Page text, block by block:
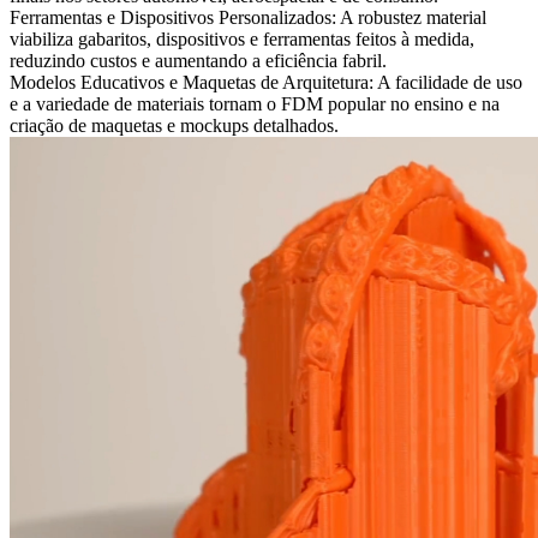
Ferramentas e Dispositivos Personalizados: A robustez material
viabiliza gabaritos, dispositivos e ferramentas feitos à medida,
reduzindo custos e aumentando a eficiência fabril.
Modelos Educativos e Maquetas de Arquitetura: A facilidade de uso
e a variedade de materiais tornam o FDM popular no ensino e na
criação de maquetas e mockups detalhados.